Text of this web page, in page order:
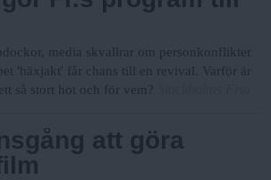
media skvallrar om personkonflikter
'häxjakt' får chans till en revival. Varför är
så stort hot och för vem?
att göra